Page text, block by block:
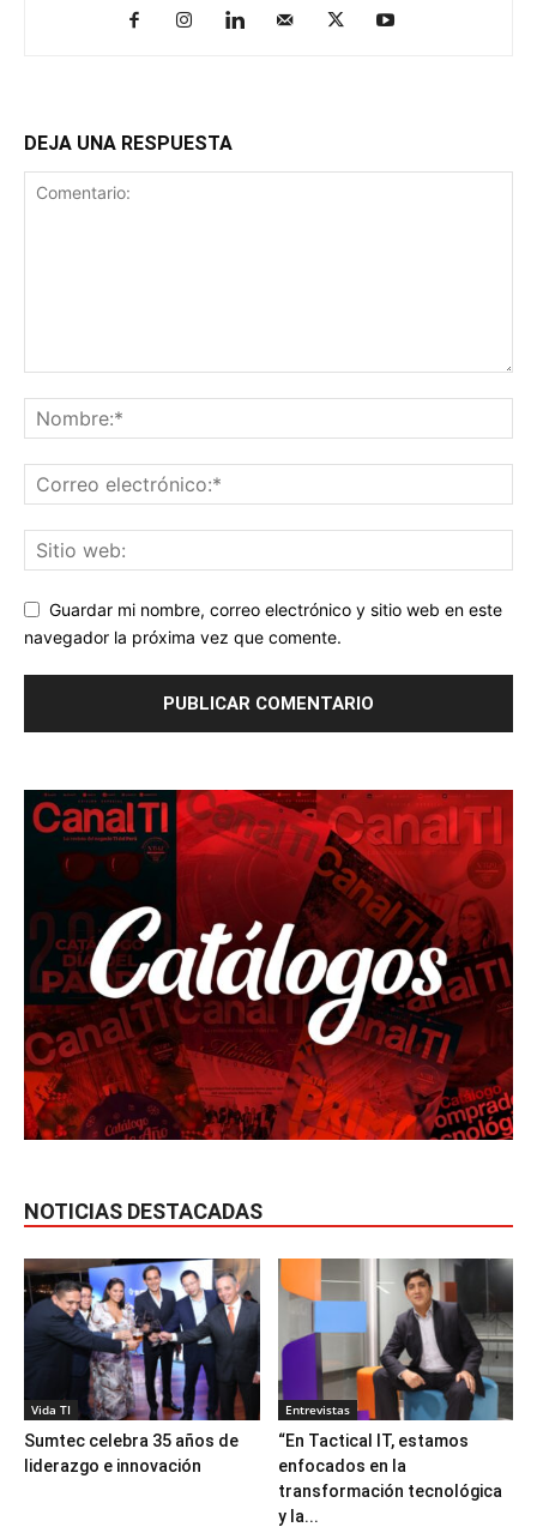
DEJA UNA RESPUESTA
Guardar mi nombre, correo electrónico y sitio web en este
navegador la próxima vez que comente.
NOTICIAS DESTACADAS
Vida TI
Sumtec celebra 35 años de
liderazgo e innovación
Entrevistas
“En Tactical IT, estamos
enfocados en la
transformación tecnológica
y la...